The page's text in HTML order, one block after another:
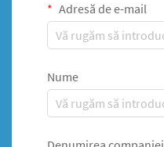
Adresă de e-mail
Nume